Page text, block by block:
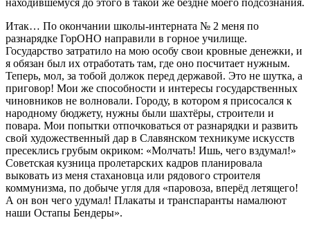
Итак… По окончании школы-интерната № 2 меня по
разнарядке ГорОНО направили в горное училище.
Государство затратило на мою особу свои кровные денежки, и
я обязан был их отработать там, где оно посчитает нужным.
Теперь, мол, за тобой должок перед державой. Это не шутка, а
приговор! Мои же способности и интересы государственных
чиновников не волновали. Городу, в котором я присосался к
народному бюджету, нужны были шахтёры, строители и
повара. Мои попытки отпочковаться от разнарядки и развить
свой художественный дар в Славянском техникуме искусств
пресеклись грубым окриком: «Молчать! Ишь, чего вздумал!»
Советская кузница пролетарских кадров планировала
выковать из меня стахановца или рядового строителя
коммунизма, по добыче угля для «паровоза, вперёд летящего!
А он вон чего удумал! Плакаты и транспаранты намалюют
наши Остапы Бендеры».